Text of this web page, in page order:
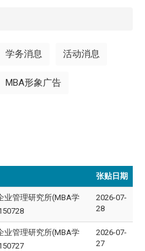
学务消息 活动消息
MBA形象广告
张贴日期
业管理研究所(MBA学
2026-07-
28
业管理研究所(MBA学
2026-07-
27